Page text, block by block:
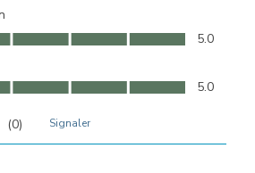
5.0 sur 5
5.0
5.0
(0) Signaler